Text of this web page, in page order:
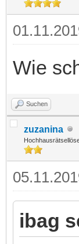
Wie
Suchen
zuzanina
ibag